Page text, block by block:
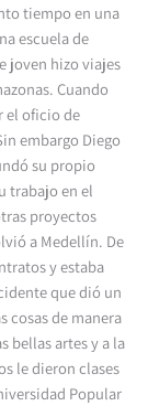
tiempo en una
escuela de
joven hizo viajes
Cuando
el oficio de
embargo Diego
su propio
trabajo en el
proyectos
a Medellín. De
y estaba
que dió un
cosas de manera
bellas artes y a la
le dieron clases
Popular